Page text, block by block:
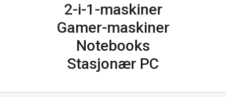
2-i-1-maskiner
Gamer-maskiner
Notebooks
Stasjonær PC